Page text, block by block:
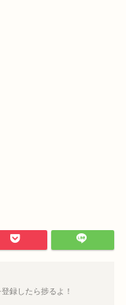
録したら捗るよ！